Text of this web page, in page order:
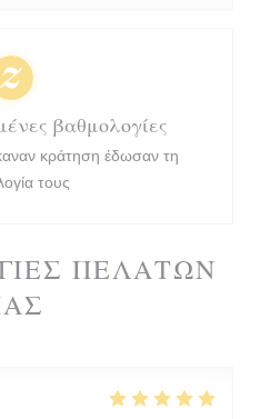
ΠΕΛΑΤΏΝ
βαθμολογίες
κράτηση έδωσαν τη
τους